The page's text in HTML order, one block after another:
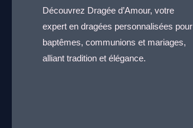
Découvrez Dragée d’Amour, votre
expert en dragées personnalisées pour
baptêmes, communions et mariages,
alliant tradition et élégance.